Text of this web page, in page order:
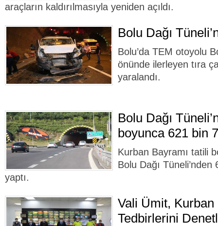
araçların kaldırılmasıyla yeniden açıldı.
Bolu Dağı
Bolu’da TEM otoyolu
önünde ilerleyen tıra
yaralandı.
Bolu Dağı
boyunca 621 bin
Kurban Bayramı tatili
Bolu Dağı
yaptı.
Vali Ümit, Kurban
Tedbirlerini